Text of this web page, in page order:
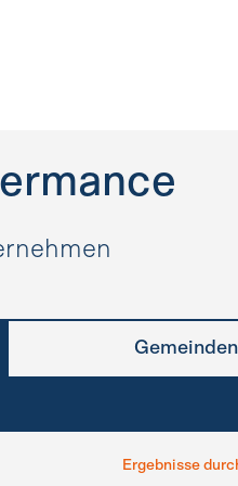
Gemeinden
Ergebnisse